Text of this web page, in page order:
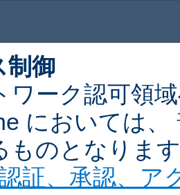
制御
ワーク認可領
においては
ものとなりま
証、承認、ア